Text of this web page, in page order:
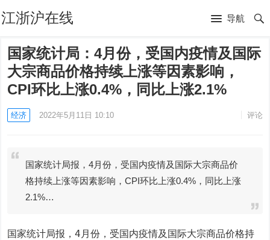
江浙沪在线 导航
国家统计局：4月份，受国内疫情及国际
大宗商品价格持续上涨等因素影响，
CPI环比上涨0.4%，同比上涨2.1%
经济 2022年5月11日 10:10 评论
国家统计局报，4月份，受国内疫情及国际大宗商品价
格持续上涨等因素影响，CPI环比上涨0.4%，同比上涨
2.1%…
国家统计局报，4月份，受国内疫情及国际大宗商品价格持